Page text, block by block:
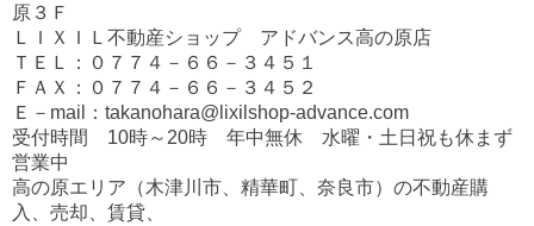
原３Ｆ
ＬＩＸＩＬ不動産ショップ アドバンス高の原店
ＴＥＬ：０７７４－６６－３４５１
ＦＡＸ：０７７４－６６－３４５２
Ｅ－mail：takanohara@lixilshop-advance.com
受付時間 10時～20時 年中無休 水曜・土日祝も休まず
営業中
高の原エリア（木津川市、精華町、奈良市）の不動産購
入、売却、賃貸、